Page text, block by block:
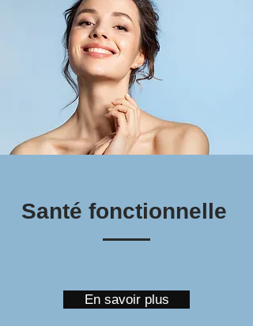
Santé fonctionnelle
En savoir plus